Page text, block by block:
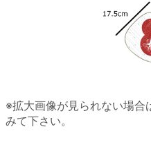
※拡大画像が見られない場合
みて下さい。